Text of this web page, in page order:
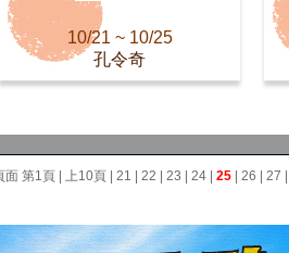
10/21 ~ 10/25
孔令奇
面 第1頁 上10頁 21 22 23 24 25 26 27